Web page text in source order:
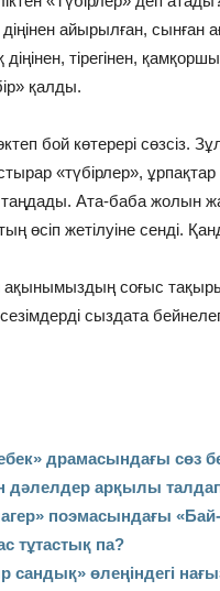
діңінен айырылған,
тірегінен,
қалды.
бой көтерері
«түбірлер»,
Ата-баба жолын
өсіп жетілуіне сенді.
соғыс
сыздата
драмасындағы сөз
дәлелдер арқылы
поэмасындағы
тұтастық па?
өлеңіндегі